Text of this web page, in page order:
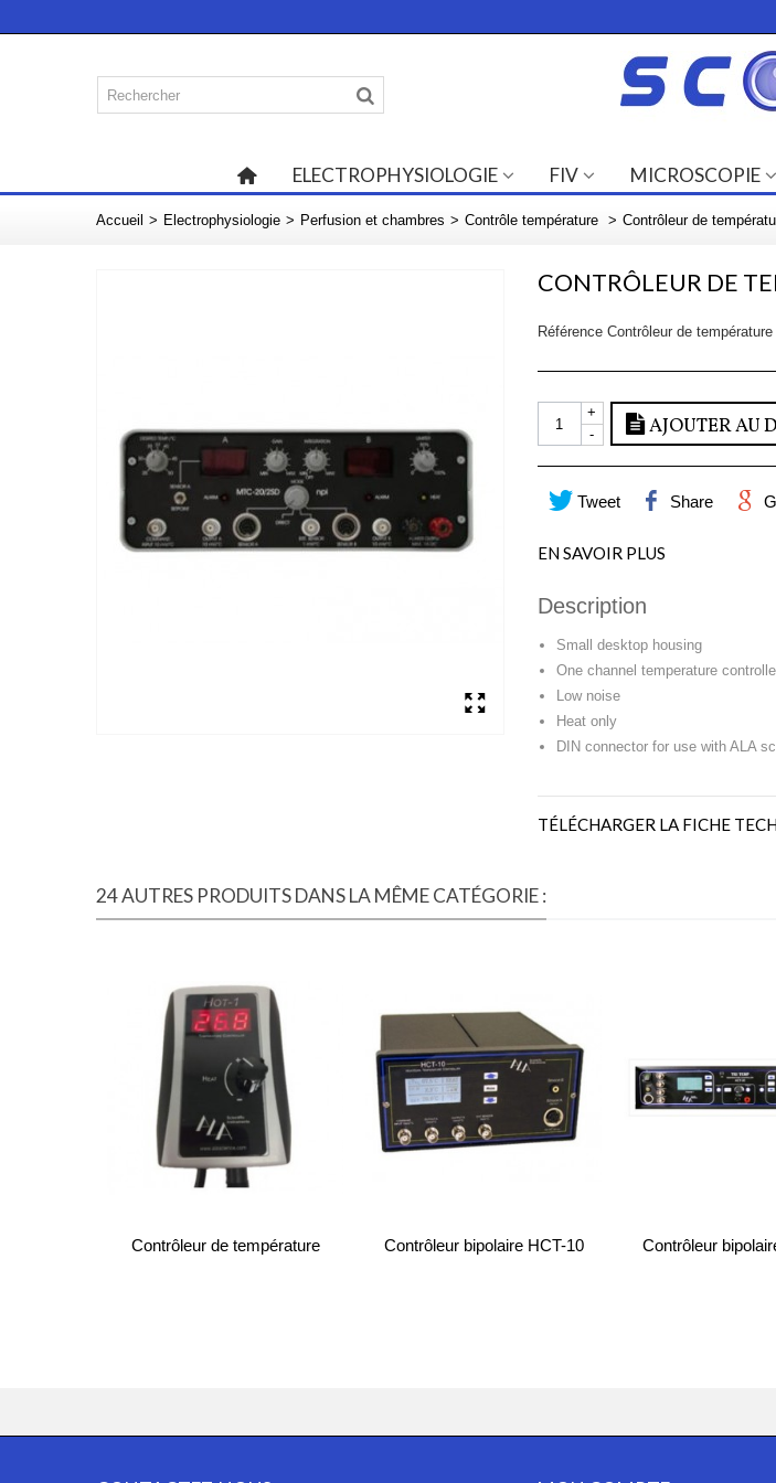
ELECTROPHYSIOLOGIE FIV MICROSCOPIE
Accueil > Electrophysiologie > Perfusion et chambres > Contrôle température > Contrôleur de
CONTRÔLEUR DE
Référence Contrôleur de
-
+
AJOUTER AU
Tweet Share
EN SAVOIR PLUS
Description
Small desktop housing
One channel temperature
Low noise
Heat only
DIN connector for use with ALA
TÉLÉCHARGER LA FICHE
24 AUTRES PRODUITS DANS LA MÊME CATÉGORIE :
Contrôleur de température
Contrôleur bipolaire HCT-10 Contrôleur